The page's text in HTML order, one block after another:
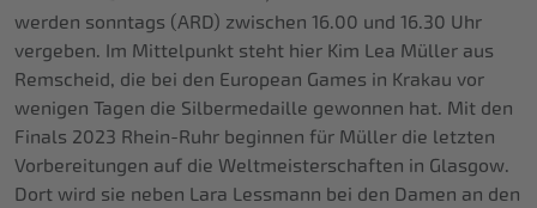
werden sonntags (ARD) zwischen 16.00 und 16.30 Uhr
vergeben. Im Mittelpunkt steht hier Kim Lea Müller aus
Remscheid, die bei den European Games in Krakau vor
wenigen Tagen die Silbermedaille gewonnen hat. Mit den
Finals 2023 Rhein-Ruhr beginnen für Müller die letzten
Vorbereitungen auf die Weltmeisterschaften in Glasgow.
Dort wird sie neben Lara Lessmann bei den Damen an den